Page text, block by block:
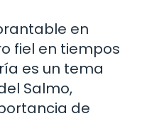
en
fiel en tiempos
es un tema
Salmo,
de